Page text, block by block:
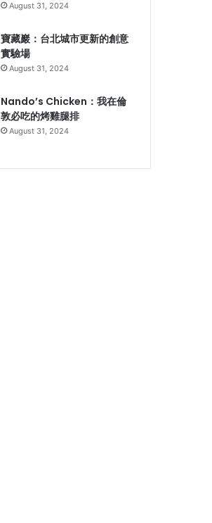
August 31, 2024
寶藏巖：台北城市更新的創意
實驗場
August 31, 2024
Nando’s Chicken：我在倫
敦必吃的烤雞腿排
August 31, 2024